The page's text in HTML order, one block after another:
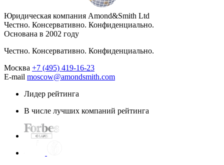
Юридическая компания Amond&Smith Ltd
Честно. Консервативно. Конфиденциально.
Основана в 2002 году
Честно. Консервативно. Конфиденциально.
Москва +7 (495) 419-16-23
E-mail moscow@amondsmith.com
Лидер рейтинга
В числе лучших компаний рейтинга